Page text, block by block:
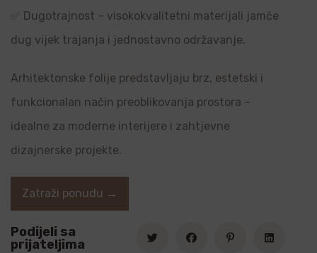
✅ Dugotrajnost – visokokvalitetni materijali jamče
dug vijek trajanja i jednostavno održavanje.
Arhitektonske folije predstavljaju brz, estetski i
funkcionalan način preoblikovanja prostora –
idealne za moderne interijere i zahtjevne
dizajnerske projekte.
Podijeli sa
prijateljima
Zatraži ponudu →